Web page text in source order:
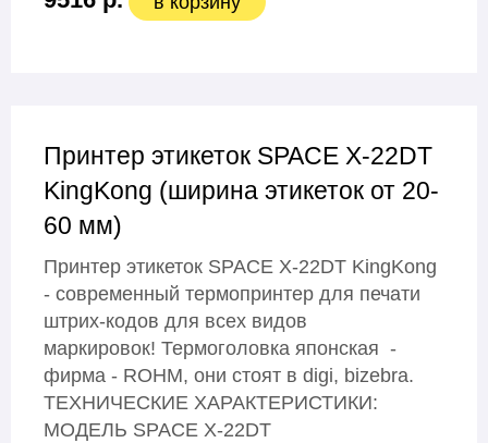
Принтер этикеток SPACE X-22DT
KingKong (ширина этикеток от 20-
60 мм)
Принтер этикеток SPACE X-22DT KingKong
- современный термопринтер для печати
штрих-кодов для всех видов
маркировок! Термоголовка японская -
фирма - ROHM, они стоят в digi, bizebra.
ТЕХНИЧЕСКИЕ ХАРАКТЕРИСТИКИ:
МОДЕЛЬ SPACE X-22DT